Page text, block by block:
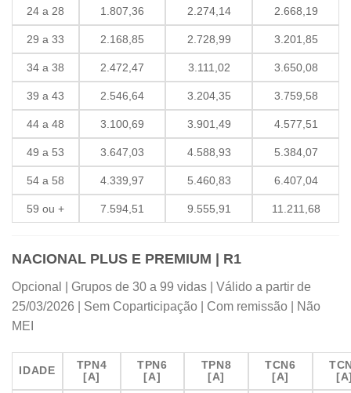
24 a 28 1.807,36 2.274,14 2.668,19
29 a 33 2.168,85 2.728,99 3.201,85
34 a 38 2.472,47 3.111,02 3.650,08
39 a 43 2.546,64 3.204,35 3.759,58
44 a 48 3.100,69 3.901,49 4.577,51
49 a 53 3.647,03 4.588,93 5.384,07
54 a 58 4.339,97 5.460,83 6.407,04
59 ou + 7.594,51 9.555,91 11.211,68
NACIONAL PLUS E PREMIUM | R1
Opcional | Grupos de 30 a 99 vidas | Válido a partir de
25/03/2026 | Sem Coparticipação | Com remissão | Não
MEI
IDADE
TPN4
[A]
TPN6
[A]
TPN8
[A]
TCN6
[A]